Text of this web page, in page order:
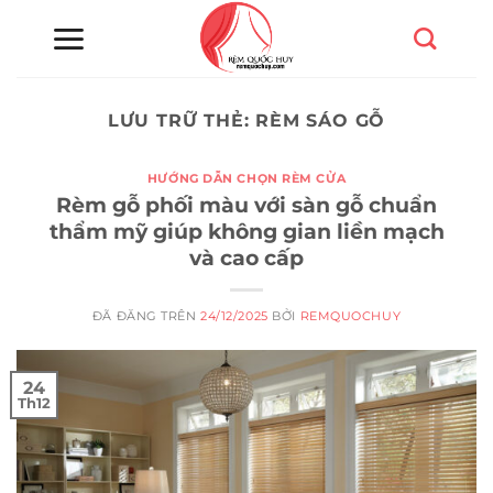
LƯU TRỮ THẺ: RÈM SÁO GỖ
HƯỚNG DẪN CHỌN RÈM CỬA
Rèm gỗ phối màu với sàn gỗ chuẩn
thẩm mỹ giúp không gian liền mạch
và cao cấp
ĐÃ ĐĂNG TRÊN24/12/2025 BỞI REMQUOCHUY
24
Th12